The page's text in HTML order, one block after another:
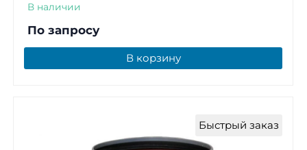
В наличии
По запросу
В корзину
Быстрый заказ